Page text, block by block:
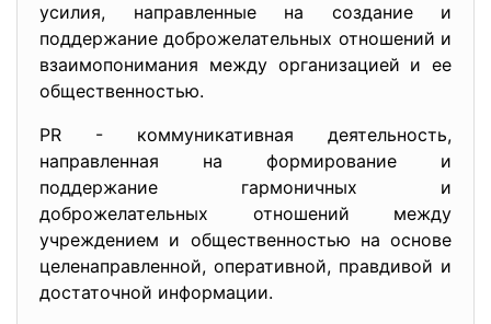
усилия, направленные на создание и
поддержание доброжелательных отношений и
взаимопонимания между организацией и ее
общественностью.
PR - коммуникативная деятельность,
направленная на формирование и
поддержание гармоничных и
доброжелательных отношений между
учреждением и общественностью на основе
целенаправленной, оперативной, правдивой и
достаточной информации.